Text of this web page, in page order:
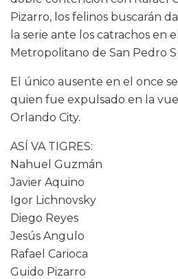
Pizarro, los felinos buscarán
la serie ante los catrachos en
Metropolitano de San Pedro
El único ausente en el once
quien fue expulsado en la
Orlando City.
ASÍ VA TIGRES:
Nahuel Guzmán
Javier Aquino
Igor Lichnovsky
Diego Reyes
Jesús Angulo
Rafael Carioca
Guido Pizarro